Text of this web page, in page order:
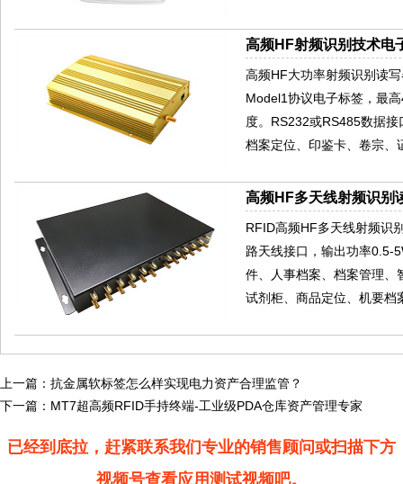
高频HF射频识别技术电
高频HF大功率射频识别读
Model1协议电子标签，最
度。RS232或RS485数据
档案定位、印鉴卡、卷宗、
高频HF多天线射频识别
RFID高频HF多天线射频识
路天线接口，输出功率0.5-
件、人事档案、档案管理、
试剂柜、商品定位、机要档
上一篇： 抗金属软标签怎么样实现电力资产合理监管？
下一篇： MT7超高频RFID手持终端-工业级PDA仓库资产管理专家
已经到底拉，赶紧联系我们专业的销售顾问或扫描下方
视频号查看应用测试视频吧。